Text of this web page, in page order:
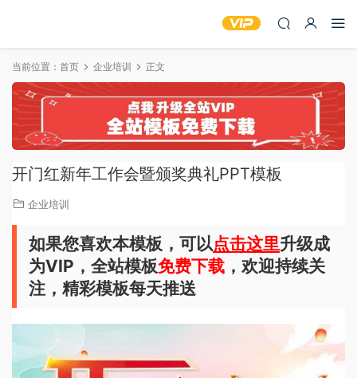
当前位置： 首页 企业培训 正文
开门红新年工作会暨颁奖典礼PPT模板
企业培训
如果您喜欢本模板，可以点击这里升级成
为VIP，全站模板免费下载 ，欢迎持续关
注，精彩模板每天推送